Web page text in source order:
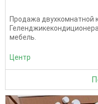
Продажа двухкомнатной
мебель.
Центр